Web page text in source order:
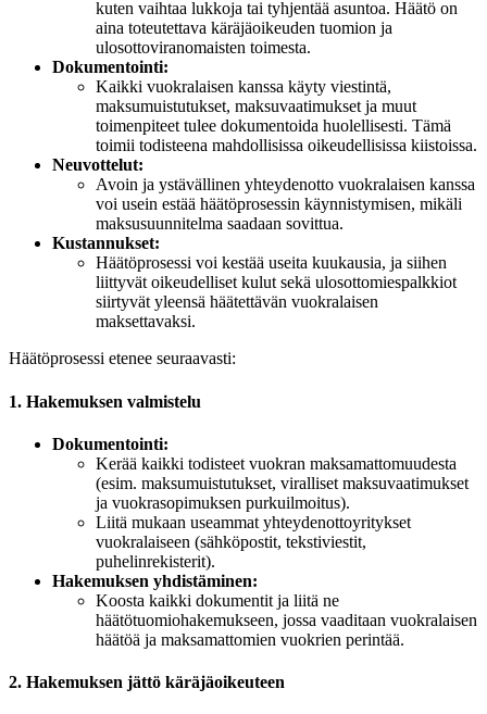
kuten vaihtaa lukkoja tai tyhjentää asuntoa. Häätö on
aina toteutettava käräjäoikeuden tuomion ja
ulosottoviranomaisten toimesta.
Dokumentointi:
Kaikki vuokralaisen kanssa käyty viestintä,
maksumuistutukset, maksuvaatimukset ja muut
toimenpiteet tulee dokumentoida huolellisesti. Tämä
toimii todisteena mahdollisissa oikeudellisissa kiistoissa.
Neuvottelut:
Avoin ja ystävällinen yhteydenotto vuokralaisen kanssa
voi usein estää häätöprosessin käynnistymisen, mikäli
maksusuunnitelma saadaan sovittua.
Kustannukset:
Häätöprosessi voi kestää useita kuukausia, ja siihen
liittyvät oikeudelliset kulut sekä ulosottomiespalkkiot
siirtyvät yleensä häätettävän vuokralaisen
maksettavaksi.
Häätöprosessi etenee seuraavasti:
1. Hakemuksen valmistelu
Dokumentointi:
Kerää kaikki todisteet vuokran maksamattomuudesta
(esim. maksumuistutukset, viralliset maksuvaatimukset
ja vuokrasopimuksen purkuilmoitus).
Liitä mukaan useammat yhteydenottoyritykset
vuokralaiseen (sähköpostit, tekstiviestit,
puhelinrekisterit).
Hakemuksen yhdistäminen:
Koosta kaikki dokumentit ja liitä ne
häätötuomiohakemukseen, jossa vaaditaan vuokralaisen
häätöä ja maksamattomien vuokrien perintää.
2. Hakemuksen jättö käräjäoikeuteen